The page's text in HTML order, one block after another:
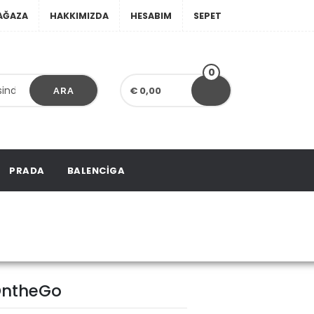
HAKKIMIZDA HESABIM SEPET
ARA € 0,00
0
PRADA BALENCIGA